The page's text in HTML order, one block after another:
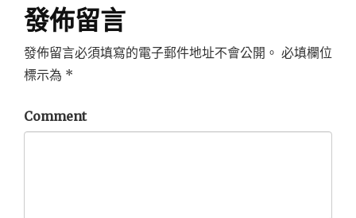
發佈留言
發佈留言必須填寫的電子郵件地址不會公開。 必填欄位
標示為 *
Comment